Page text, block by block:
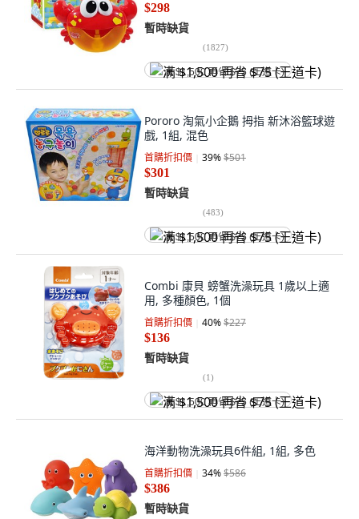
$298
暫時缺貨
(1827)
满 $1,500 再省 $75 (王道卡)
Pororo 淘氣小企鵝 拇指 新沐浴籃球遊
戲, 1組, 混色
首購折扣價 39%$501
$301
暫時缺貨
(483)
满 $1,500 再省 $75 (王道卡)
Combi 康貝 螃蟹洗澡玩具 1歲以上適
用, 多種顏色, 1個
首購折扣價 40%$227
$136
暫時缺貨
(1)
满 $1,500 再省 $75 (王道卡)
海洋動物洗澡玩具6件組, 1組, 多色
首購折扣價 34%$586
$386
暫時缺貨